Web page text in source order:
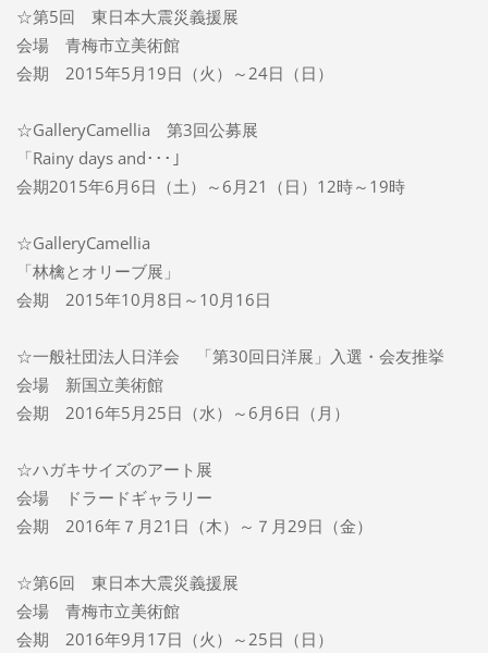
☆第5回 東日本大震災義援展
会場 青梅市立美術館
会期 2015年5月19日（火）～24日（日）
☆GalleryCamellia 第3回公募展
「Rainy days and･･･」
会期2015年6月6日（土）～6月21（日）12時～19時
☆GalleryCamellia
「林檎とオリーブ展」
会期 2015年10月8日～10月16日
☆一般社団法人日洋会 「第30回日洋展」入選・会友推挙
会場 新国立美術館
会期 2016年5月25日（水）～6月6日（月）
☆ハガキサイズのアート展
会場 ドラードギャラリー
会期 2016年７月21日（木）～７月29日（金）
☆第6回 東日本大震災義援展
会場 青梅市立美術館
会期 2016年9月17日（火）～25日（日）